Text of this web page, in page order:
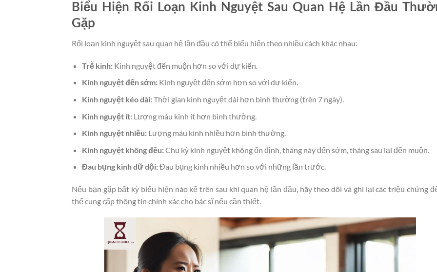
Biểu Hiện Rối Loạn Kinh Nguyệt Sau Quan Hệ Lần Đầu
Gặp
Rối loạn kinh nguyệt sau quan hệ lần đầu có thể biểu hiện theo nhiều cách khác nhau:
Trễ kinh:Kinh nguyệt đến muộn hơn so với dự kiến.
Kinh nguyệt đến sớm:Kinh nguyệt đến sớm hơn so với dự kiến.
Kinh nguyệt kéo dài:Thời gian kinh nguyệt dài hơn bình thường (trên 7 ngày).
Kinh nguyệt ít:Lượng máu kinh ít hơn bình thường.
Kinh nguyệt nhiều:Lượng máu kinh nhiều hơn bình thường.
Kinh nguyệt không đều:Chu kỳ kinh nguyệt không ổn định, tháng này đến sớm, tháng sau lại đến muộn.
Đau bụng kinh dữ dội:Đau bụng kinh nhiều hơn so với những lần trước.
Nếu bạn gặp bất kỳ biểu hiện nào kể trên sau khi quan hệ lần đầu, hãy theo dõi và ghi lại các triệu chứng
thể cung cấp thông tin chính xác cho bác sĩ nếu cần thiết.